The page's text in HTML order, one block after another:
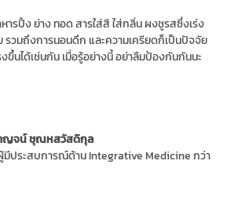
ารปิ้ง ย่าง ทอด สารใส่สี ใส่กลิ่น ผงชูรสซึ่งเร่ง
รวมถึงการนอนดึก และความเครียดก็เป็นปัจจัย
ขึ้นได้เช่นกัน เมื่อรู้อย่างนี้ อย่าลืมป้องกันกันนะ
ญจน์ ชุณหสวัสดิกุล
ประสบการณ์ด้าน Integrative Medicine กว่า